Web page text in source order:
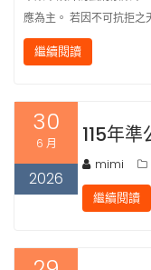
應為主。 若因不可抗拒之
繼續閱讀
30
6 月
2026
115年
mimi
繼續閱讀